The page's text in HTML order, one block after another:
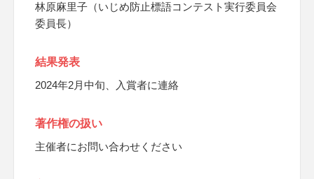
林原麻里子（いじめ防止標語コンテスト実行委員会
委員長）
結果発表
2024年2月中旬、入賞者に連絡
著作権の扱い
主催者にお問い合わせください